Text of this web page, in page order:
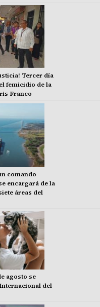
Tercer día
femicidio de la
Franco
comando
encargará de la
áreas del
agosto se
del